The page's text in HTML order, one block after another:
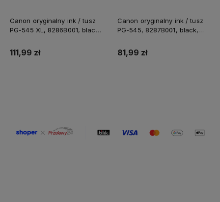
Canon oryginalny ink / tusz
PG-545 XL, 8286B001, black,
111,99 zł
Canon oryginalny ink / tusz
PG-545, 8287B001, black,
81,99 zł